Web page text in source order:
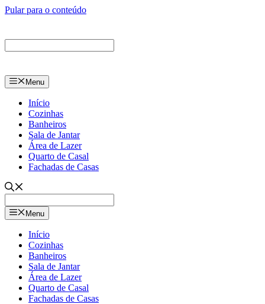
Pular para o conteúdo
Menu
Início
Cozinhas
Banheiros
Sala de Jantar
Área de Lazer
Quarto de Casal
Fachadas de Casas
Menu
Início
Cozinhas
Banheiros
Sala de Jantar
Área de Lazer
Quarto de Casal
Fachadas de Casas